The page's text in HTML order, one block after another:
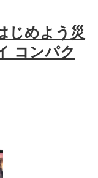
じめよう災
コンパク